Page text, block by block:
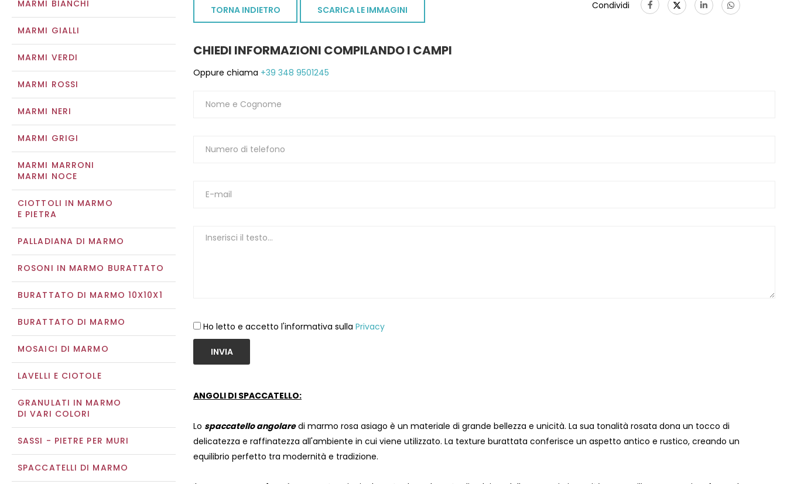
MARMI BIANCHI
MARMI GIALLI
MARMI VERDI
MARMI ROSSI
MARMI NERI
MARMI GRIGI
MARMI MARRONI
MARMI NOCE
CIOTTOLI IN MARMO
E PIETRA
PALLADIANA DI MARMO
ROSONI IN MARMO BURATTATO
BURATTATO DI MARMO 10X10X1
BURATTATO DI MARMO
MOSAICI DI MARMO
LAVELLI E CIOTOLE
GRANULATI IN MARMO
DI VARI COLORI
SASSI - PIETRE PER MURI
SPACCATELLI DI MARMO
TORNA INDIETRO SCARICA LE IMMAGINI Condividi
CHIEDI INFORMAZIONI COMPILANDO I CAMPI
Oppure chiama +39 348 9501245
Ho letto e accetto l'informativa sulla Privacy
INVIA
ANGOLI DI SPACCATELLO:
Lo spaccatello angolaredi marmo rosa asiago è un materiale di grande bellezza e unicità. La sua tonalità rosata dona un tocco di
delicatezza e raffinatezza all'ambiente in cui viene utilizzato. La texture burattata conferisce un aspetto antico e rustico, creando un
equilibrio perfetto tra modernità e tradizione.